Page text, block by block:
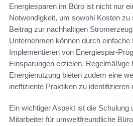
Energiesparen im Büro ist nicht nur
Notwendigkeit, um sowohl Kosten
Beitrag zur nachhaltigen
Unternehmen können durch
Implementieren von Energiespar-
Einsparungen erzielen. Regelmäßige
Energienutzung bieten zudem eine
ineffiziente Praktiken zu identifizieren
Ein wichtiger Aspekt ist die Schulung
Mitarbeiter für umweltfreundliche